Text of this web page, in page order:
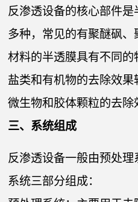
反渗透设备的核心部件
多种，常见的有聚醚砜、
材料的半透膜具有不同
盐类和有机物的去除效
微生物和胶体颗粒的去除
三、系统组成
反渗透设备一般由预处
系统三部分组成：